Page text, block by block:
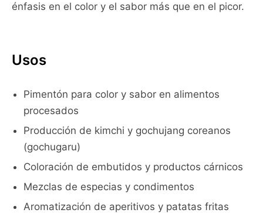
énfasis en el color y el sabor más que en el picor.
Usos
Pimentón para color y sabor en alimentos
procesados
Producción de kimchi y gochujang coreanos
(gochugaru)
Coloración de embutidos y productos cárnicos
Mezclas de especias y condimentos
Aromatización de aperitivos y patatas fritas